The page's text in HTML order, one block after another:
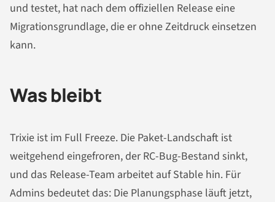
und testet, hat nach dem offiziellen Release eine
Migrationsgrundlage, die er ohne Zeitdruck einsetzen
kann.
Was bleibt
Trixie ist im Full Freeze. Die Paket-Landschaft ist
weitgehend eingefroren, der RC-Bug-Bestand sinkt,
und das Release-Team arbeitet auf Stable hin. Für
Admins bedeutet das: Die Planungsphase läuft jetzt,